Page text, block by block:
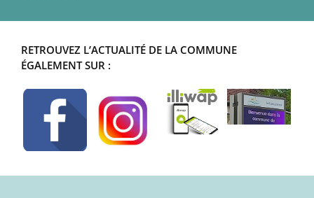
RETROUVEZ L’ACTUALITÉ DE LA COMMUNE
ÉGALEMENT SUR :